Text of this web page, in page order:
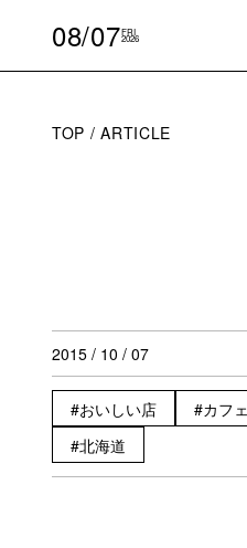
08/07FRI
2026
TOP ARTICLE
2015 / 10 / 07
おいしい店 カフェ
北海道